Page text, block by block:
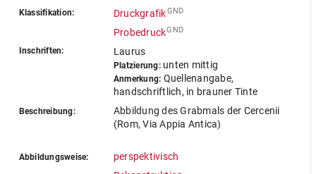
Klassifikation: DruckgrafikGND
ProbedruckGND
Inschriften: Laurus
Platzierung:unten mittig
Anmerkung: Quellenangabe,
handschriftlich, in brauner Tinte
Beschreibung:
Abbildung des Grabmals der Cercenii
(Rom, Via Appia Antica)
Abbildungsweise:
perspektivisch